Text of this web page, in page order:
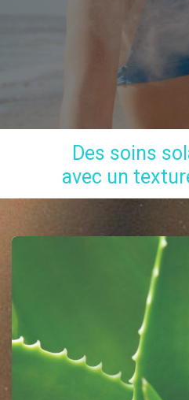
Des soins
avec un